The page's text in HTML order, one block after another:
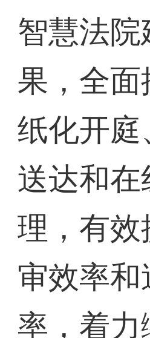
智慧法院
果，全面
纸化开庭
送达和在
理，有效
审效率和
率，着力